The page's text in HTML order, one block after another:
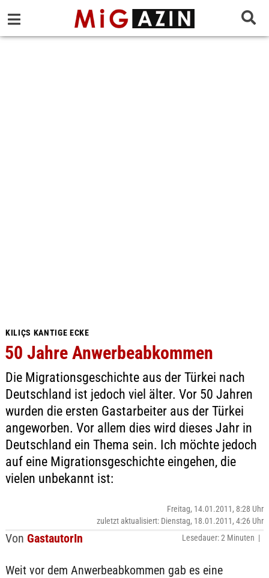
KILIÇS KANTIGE ECKE
50 Jahre Anwerbeabkommen
Die Migrationsgeschichte aus der Türkei nach
Deutschland ist jedoch viel älter. Vor 50 Jahren
wurden die ersten Gastarbeiter aus der Türkei
angeworben. Vor allem dies wird dieses Jahr in
Deutschland ein Thema sein. Ich möchte jedoch
auf eine Migrationsgeschichte eingehen, die
vielen unbekannt ist:
Von GastautorIn
Freitag, 14.01.2011, 8:28 Uhr
zuletzt aktualisiert: Dienstag, 18.01.2011, 4:26 Uhr
Lesedauer: 2 Minuten |
Weit vor dem Anwerbeabkommen gab es eine